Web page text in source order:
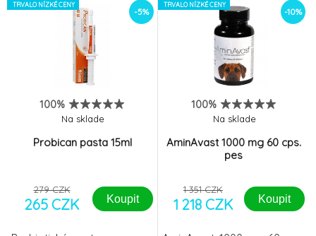
Polymethylsiloxan
polyhydrát. Díky adsorpčním
schopnostem je přípravek
pro domácí a hospodářská
zvířata EnteroZOO schopen
vázat na sebe škodlivé látky
organismus zbav
je velmi chutná a je založena
na společném působení 4
TRVALO NÍZKÉ CENY
-5%
100%
Probican pasta 15ml
Na sklade
279 CZK
265 CZK Koupit
TRVALO NÍZKÉ CENY
-10%
100%
AminAvast 1000 mg 60 cps.
pes
Na sklade
1 351 CZK
1 218 CZK Koupit